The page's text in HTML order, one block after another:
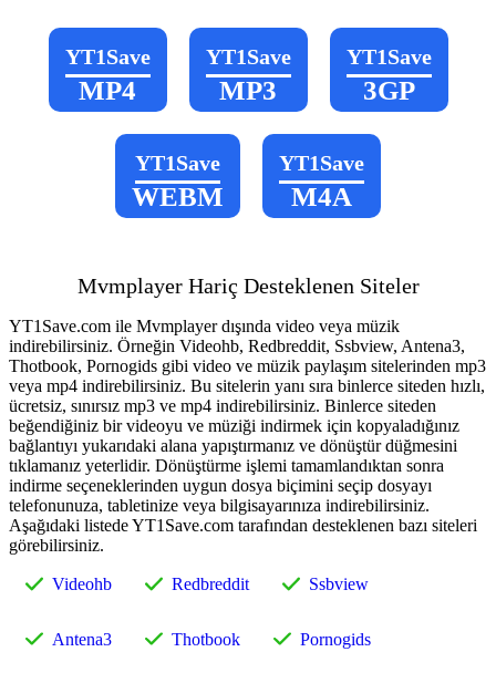
YT1Save
MP4
YT1Save
MP3
YT1Save
3GP
YT1Save
WEBM
YT1Save
M4A
Mvmplayer Hariç Desteklenen Siteler
YT1Save.com ile Mvmplayer dışında video veya müzik
indirebilirsiniz. Örneğin Videohb, Redbreddit, Ssbview, Antena3,
Thotbook, Pornogids gibi video ve müzik paylaşım sitelerinden mp3
veya mp4 indirebilirsiniz. Bu sitelerin yanı sıra binlerce siteden hızlı,
ücretsiz, sınırsız mp3 ve mp4 indirebilirsiniz. Binlerce siteden
beğendiğiniz bir videoyu ve müziği indirmek için kopyaladığınız
bağlantıyı yukarıdaki alana yapıştırmanız ve dönüştür düğmesini
tıklamanız yeterlidir. Dönüştürme işlemi tamamlandıktan sonra
indirme seçeneklerinden uygun dosya biçimini seçip dosyayı
telefonunuza, tabletinize veya bilgisayarınıza indirebilirsiniz.
Aşağıdaki listede YT1Save.com tarafından desteklenen bazı siteleri
görebilirsiniz.
Videohb Redbreddit Ssbview
Antena3 Thotbook Pornogids